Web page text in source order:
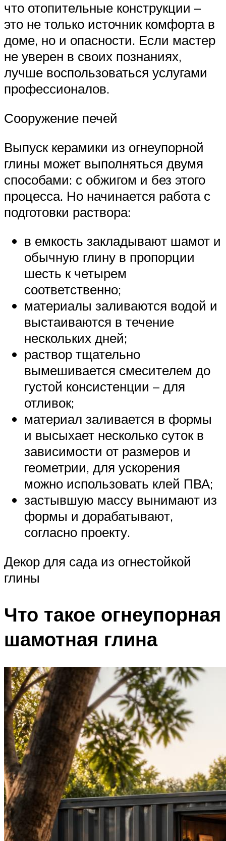
что отопительные конструкции –
это не только источник комфорта в
доме, но и опасности. Если мастер
не уверен в своих познаниях,
лучше воспользоваться услугами
профессионалов.
Сооружение печей
Выпуск керамики из огнеупорной
глины может выполняться двумя
способами: с обжигом и без этого
процесса. Но начинается работа с
подготовки раствора:
в емкость закладывают шамот и
обычную глину в пропорции
шесть к четырем
соответственно;
материалы заливаются водой и
выстаиваются в течение
нескольких дней;
раствор тщательно
вымешивается смесителем до
густой консистенции – для
отливок;
материал заливается в формы
и высыхает несколько суток в
зависимости от размеров и
геометрии, для ускорения
можно использовать клей ПВА;
застывшую массу вынимают из
формы и дорабатывают,
согласно проекту.
Декор для сада из огнестойкой
глины
Что такое огнеупорная
шамотная глина